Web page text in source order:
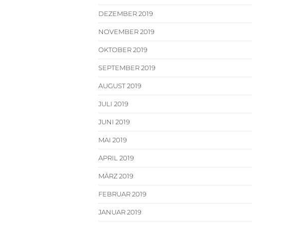
DEZEMBER 2019
NOVEMBER 2019
OKTOBER 2019
SEPTEMBER 2019
AUGUST 2019
JULI 2019
JUNI 2019
MAI 2019
APRIL 2019
MÄRZ 2019
FEBRUAR 2019
JANUAR 2019